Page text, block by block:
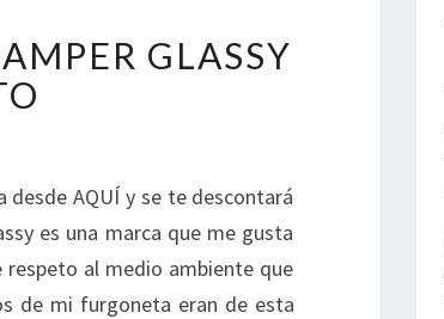
GLASSY
desde AQUÍ y se te descontará
es una marca que me gusta
al medio ambiente que
de mi furgoneta eran de esta